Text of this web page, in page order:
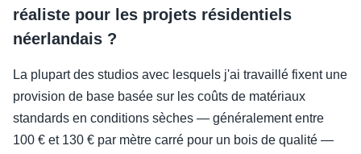
réaliste pour les projets résidentiels
néerlandais ?
La plupart des studios avec lesquels j'ai travaillé fixent une
provision de base basée sur les coûts de matériaux
standards en conditions sèches — généralement entre
100 € et 130 € par mètre carré pour un bois de qualité —